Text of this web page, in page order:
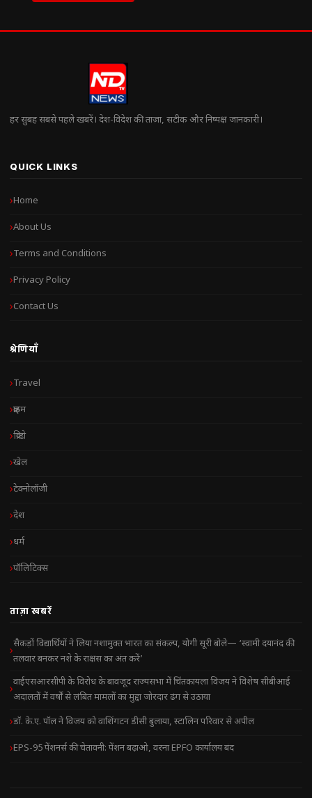
हर सुबह सबसे पहले खबरें। देश-विदेश की ताज़ा, सटीक और निष्पक्ष जानकारी।
QUICK LINKS
Home
About Us
Terms and Conditions
Privacy Policy
Contact Us
श्रेणियाँ
Travel
क्राइम
क्रिप्टो
खेल
टेक्नोलॉजी
देश
धर्म
पॉलिटिक्स
ताज़ा खबरें
सैकड़ों विद्यार्थियों ने लिया नशामुक्त भारत का संकल्प, योगी सूरी बोले— ‘स्वामी दयानंद की
तलवार बनकर नशे के राक्षस का अंत करें’
वाईएसआरसीपी के विरोध के बावजूद राज्यसभा में चिंतकायला विजय ने विशेष सीबीआई
अदालतों में वर्षों से लंबित मामलों का मुद्दा जोरदार ढंग से उठाया
डॉ. के.ए. पॉल ने विजय को वाशिंगटन डीसी बुलाया, स्टालिन परिवार से अपील
EPS-95 पेंशनर्स की चेतावनी: पेंशन बढ़ाओ, वरना EPFO कार्यालय बंद